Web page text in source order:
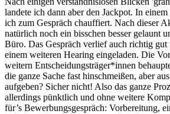
landete ich dann aber den Jackpot. In
ich zum Gespräch chauffiert. Nach dieser
natürlich noch ein bisschen besser gelaunt
Büro. Das Gespräch verlief auch richtig gut
einem weiteren Hearing eingeladen. Die
weitern Entscheidungsträger*innen
die ganze Sache fast hinschmeißen, aber
aufgeben? Sicher nicht! Also das ganze
allerdings pünktlich und ohne weitere
für’s Bewerbungsgespräch: Vorbereitung,